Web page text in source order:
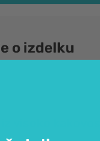
o izdelku